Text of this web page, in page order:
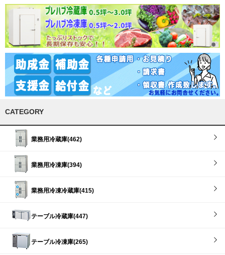
CATEGORY
業務用冷蔵庫(462)
業務用冷凍庫(394)
業務用冷凍冷蔵庫(415)
テーブル冷蔵庫(447)
テーブル冷凍庫(265)